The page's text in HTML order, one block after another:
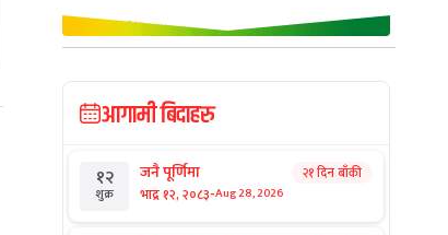
आगामी बिदाहरु
१२
शुक्र
जनै पूर्णिमा
भाद्र १२, २०८३-Aug 28, 2026
२१ दिन बाँकी